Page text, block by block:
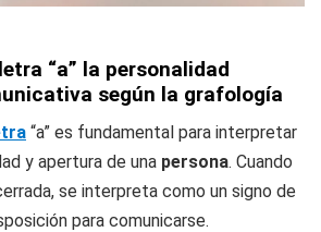
“a” la personalidad
según la grafología
“a” es fundamental para interpretar
y apertura de una persona. Cuando
se interpreta como un signo de
para comunicarse.